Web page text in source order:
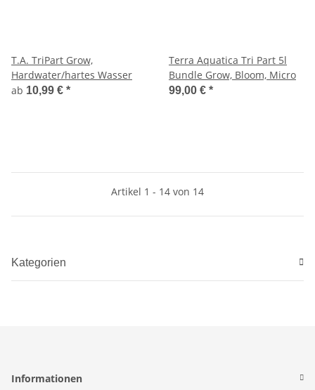
T.A. TriPart Grow,
Hardwater/hartes Wasser
ab 10,99 € *
Terra Aquatica Tri Part 5l
Bundle Grow, Bloom, Micro
99,00 € *
Artikel 1 - 14 von 14
Kategorien
Informationen